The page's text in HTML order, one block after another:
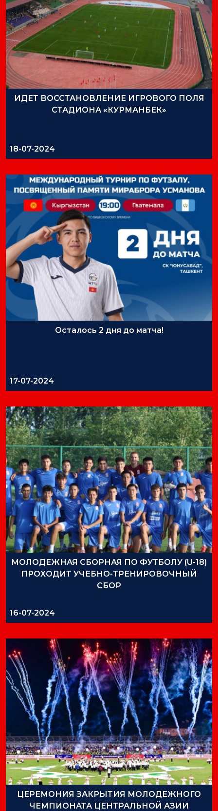
ИДЕТ ВОССТАНОВЛЕНИЕ ИГРОВОГО ПОЛЯ
СТАДИОНА «КУРМАНБЕК»
18-07-2024
Осталось 2 дня до матча!
17-07-2024
МОЛОДЕЖНАЯ СБОРНАЯ ПО ФУТБОЛУ (U-18)
ПРОХОДИТ УЧЕБНО-ТРЕНИРОВОЧНЫЙ
СБОР
16-07-2024
ЦЕРЕМОНИЯ ЗАКРЫТИЯ МОЛОДЕЖНОГО
ЧЕМПИОНАТА ЦЕНТРАЛЬНОЙ АЗИИ